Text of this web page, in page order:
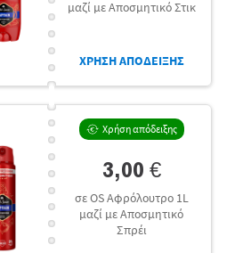
μαζί με Αποσμητικό Στικ
ΧΡΗΣΗ ΑΠΟΔΕΙΞΗΣ
Χρήση απόδειξης
3,00 €
σε OS Αφρόλουτρο 1L
μαζί με Αποσμητικό
Σπρέι